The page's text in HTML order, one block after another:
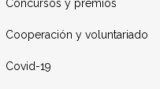
Concursos y premios
Cooperación y voluntariado
Covid-19